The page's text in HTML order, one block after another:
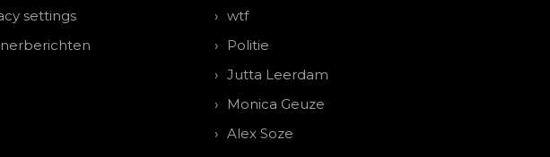
settings
wtf
Politie
Jutta Leerdam
Monica Geuze
Alex Soze